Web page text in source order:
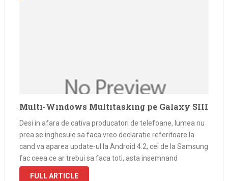
Multi-Windows Multitasking pe Galaxy SIII
Desi in afara de cativa producatori de telefoane, lumea nu
prea se inghesuie sa faca vreo declaratie referitoare la
cand va aparea update-ul la Android 4.2, cei de la Samsung
fac ceea ce ar trebui sa faca toti, asta insemnand
adaugarea de functii care nu au
FULL ARTICLE